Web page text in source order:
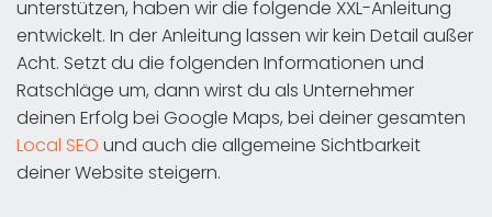
unterstützen, haben wir die folgende XXL-Anleitung
entwickelt. In der Anleitung lassen wir kein Detail außer
Acht. Setzt du die folgenden Informationen und
Ratschläge um, dann wirst du als Unternehmer
deinen Erfolg bei Google Maps, bei deiner gesamten
Local SEO und auch die allgemeine Sichtbarkeit
deiner Website steigern.